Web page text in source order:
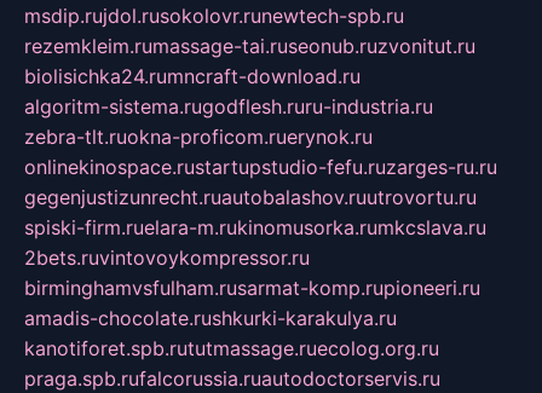
msdip.rujdol.rusokolovr.runewtech-spb.ru
rezemkleim.rumassage-tai.ruseonub.ruzvonitut.ru
biolisichka24.rumncraft-download.ru
algoritm-sistema.rugodflesh.ruru-industria.ru
zebra-tlt.ruokna-proficom.ruerynok.ru
onlinekinospace.rustartupstudio-fefu.ruzarges-ru.ru
gegenjustizunrecht.ruautobalashov.ruutrovortu.ru
spiski-firm.ruelara-m.rukinomusorka.rumkcslava.ru
2bets.ruvintovoykompressor.ru
birminghamvsfulham.rusarmat-komp.rupioneeri.ru
amadis-chocolate.rushkurki-karakulya.ru
kanotiforet.spb.rututmassage.ruecolog.org.ru
praga.spb.rufalcorussia.ruautodoctorservis.ru